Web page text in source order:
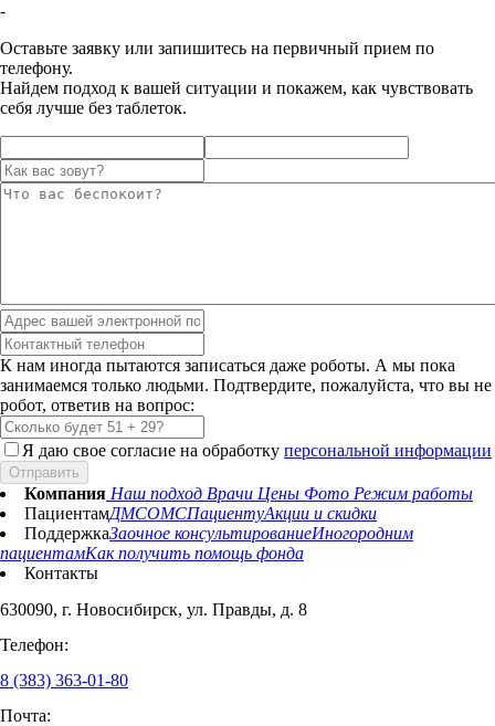
-
Оставьте заявку или запишитесь на первичный прием по
телефону.
Найдем подход к вашей ситуации и покажем, как чувствовать
себя лучше без таблеток.
К нам иногда пытаются записаться даже роботы. А мы пока
занимаемся только людьми. Подтвердите, пожалуйста, что вы не
робот, ответив на вопрос:
Я даю свое согласие на обработку персональной информации
Отправить
Компания Наш подход Врачи Цены Фото Режим работы
ПациентамДМСОМСПациентуАкции и скидки
ПоддержкаЗаочное консультированиеИногородним
пациентамКак получить помощь фонда
Контакты
630090, г. Новосибирск, ул. Правды, д. 8
Телефон:
8 (383) 363-01-80
Почта: